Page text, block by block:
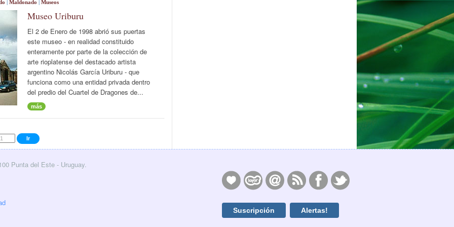
Maldonado Museos
Museo Uriburu
El 2 de Enero de 1998 abrió sus puertas
este museo - en realidad constituido
enteramente por parte de la colección de
arte rioplatense del destacado artista
argentino Nicolás García Uriburu - que
funciona como una entidad privada dentro
del predio del Cuartel de Dragones de...
más
Punta del Este - Uruguay.
Suscripción Alertas!